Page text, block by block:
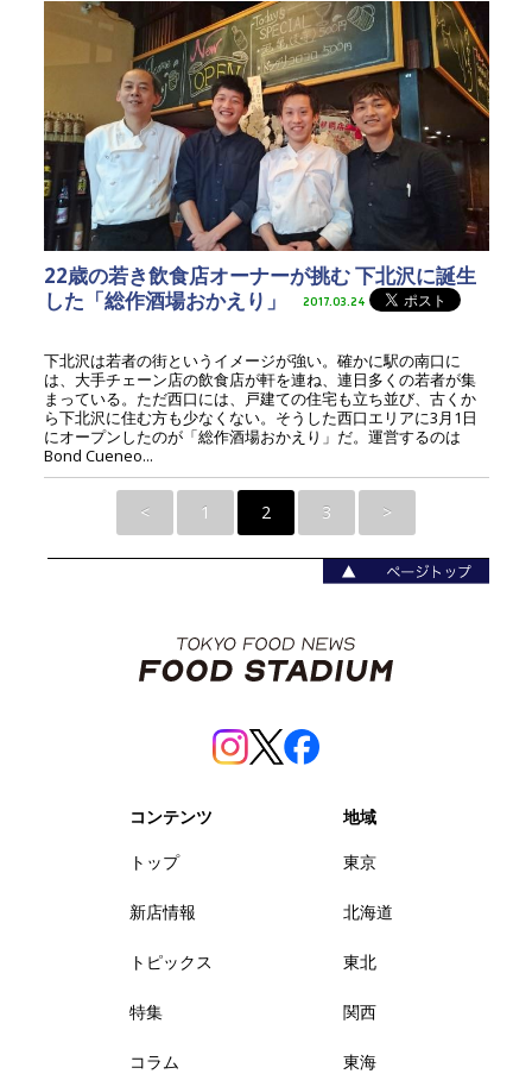
22歳の若き飲食店オーナーが挑む 下北沢に誕生
した「総作酒場おかえり」
2017.03.24
下北沢は若者の街というイメージが強い。確かに駅の南口に
は、大手チェーン店の飲食店が軒を連ね、連日多くの若者が集
まっている。ただ西口には、戸建ての住宅も立ち並び、古くか
ら下北沢に住む方も少なくない。そうした西口エリアに3月1日
にオープンしたのが「総作酒場おかえり」だ。運営するのは
Bond Cueneo...
< 1 2 3 >
コンテンツ
トップ
新店情報
トピックス
特集
コラム
地域
東京
北海道
東北
関西
東海